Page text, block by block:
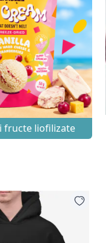
fructe liofilizate